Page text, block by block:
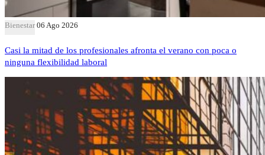
Bienestar 06 Ago 2026
Casi la mitad de los profesionales afronta el verano con poca o
ninguna flexibilidad laboral